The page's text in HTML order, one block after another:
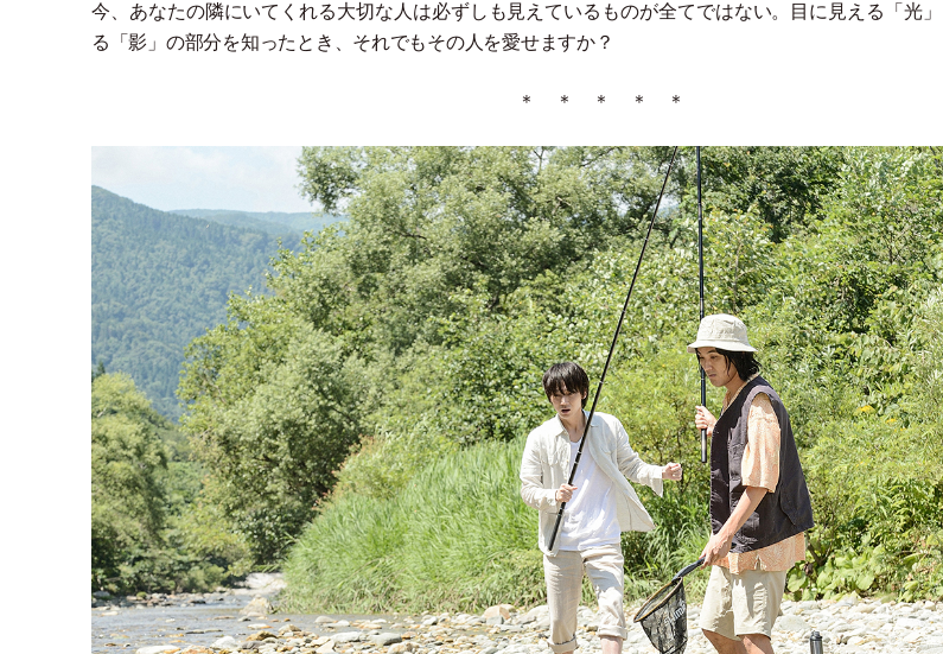
今、あなたの隣にいてくれる大切な人は必ずしも見えているものが全てではない。目に見える 「 光」
る
「影 」 の部分を知ったとき、それでもその人を愛せますか？
＊ ＊ ＊ ＊ ＊